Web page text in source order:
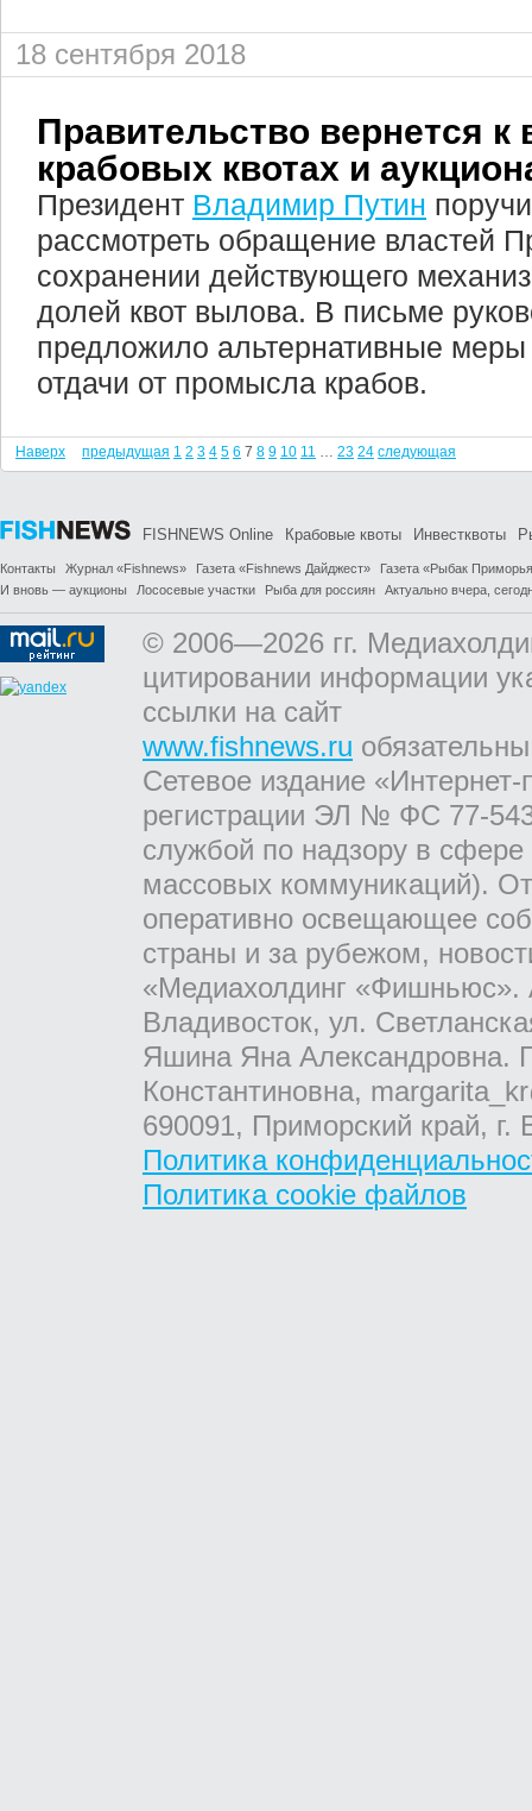
18 сентября 2018
Правительство вернется к
крабовых квотах и
Президент Владимир Путин
рассмотреть обращение властей
сохранении действующего
долей квот вылова. В письме
предложило альтернативные
отдачи от промысла крабов.
Наверх предыдущая 1 2 3 4 5 6 7 8 9 10 11 … 23 24 следующая
FISHNEWS Online Крабовые квоты Инвестквоты
Контакты Журнал «Fishnews» Газета «Fishnews Дайджест»
Газета «Рыбак
И вновь — аукционы
Лососевые участки Рыба для россиян Актуально вчера,
© 2006—2026 гг.
цитировании информации
ссылки на сайт
www.fishnews.ru
Сетевое издание
регистрации ЭЛ № ФС 77-
службой по надзору в
массовых коммуникаций).
оперативно освещающее
страны и за рубежом,
«Медиахолдинг «Фишньюс».
Владивосток, ул.
Яшина Яна Александровна.
Константиновна,
690091, Приморский край,
Политика
Политика cookie файлов